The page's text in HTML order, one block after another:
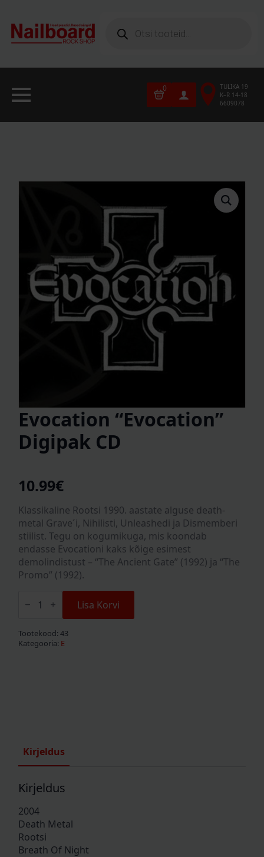
search
0
TULIKA 19
K–R 14-18
6609078
Evocation “Evocation”
Digipak CD
10.99€
Klassikaline Rootsi 1990. aastate alguse death-
metal Grave´i, Nihilisti, Unleashedi ja Dismemberi
stiilist. Tegu on kogumikuga, mis koondab
endasse Evocationi kaks kõige esimest
demolindistust – “The Ancient Gate” (1992) ja “The
Promo” (1992).
"Evocation"
kogus
Lisa Korvi
Tootekood:43
Kategooria: E
Kirjeldus
Kirjeldus
2004
Death Metal
Rootsi
Breath Of Night